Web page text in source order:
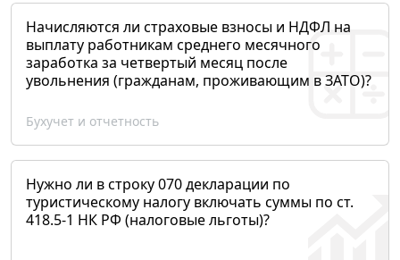
Начисляются ли страховые взносы и НДФЛ на
выплату работникам среднего месячного
заработка за четвертый месяц после
увольнения (гражданам, проживающим в ЗАТО)?
Бухучет и отчетность
Нужно ли в строку 070 декларации по
туристическому налогу включать суммы по ст.
418.5-1 НК РФ (налоговые льготы)?